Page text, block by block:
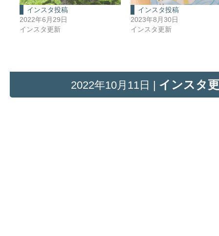
インスタ投稿
2022年6月29日
インスタ更新
インスタ投稿
2023年8月30日
インスタ更新
2022年10月11日 | インスタ